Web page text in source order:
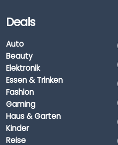
Deals
Auto
Beauty
Elektronik
Essen & Trinken
Fashion
Gaming
Haus & Garten
Kinder
Reise